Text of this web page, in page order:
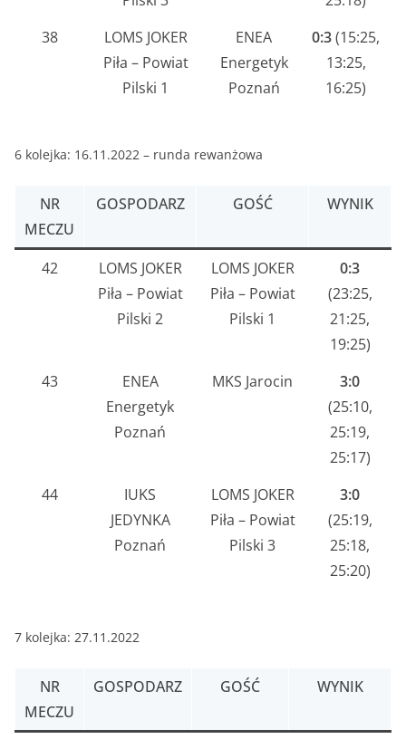
38
LOMS JOKER
Piła – Powiat
Pilski 1
ENEA
Energetyk
Poznań
0:3(15:25,
13:25,
16:25)
6 kolejka: 16.11.2022 – runda rewanżowa
NR
MECZU
GOSPODARZ GOŚĆ WYNIK
42
LOMS JOKER
Piła – Powiat
Pilski 2
LOMS JOKER
Piła – Powiat
Pilski 1
0:3
(23:25,
21:25,
19:25)
43
ENEA
Energetyk
Poznań
MKS Jarocin
3:0
(25:10,
25:19,
25:17)
44
IUKS
JEDYNKA
Poznań
LOMS JOKER
Piła – Powiat
Pilski 3
3:0
(25:19,
25:18,
25:20)
7 kolejka: 27.11.2022
NR
MECZU
GOSPODARZ GOŚĆ WYNIK